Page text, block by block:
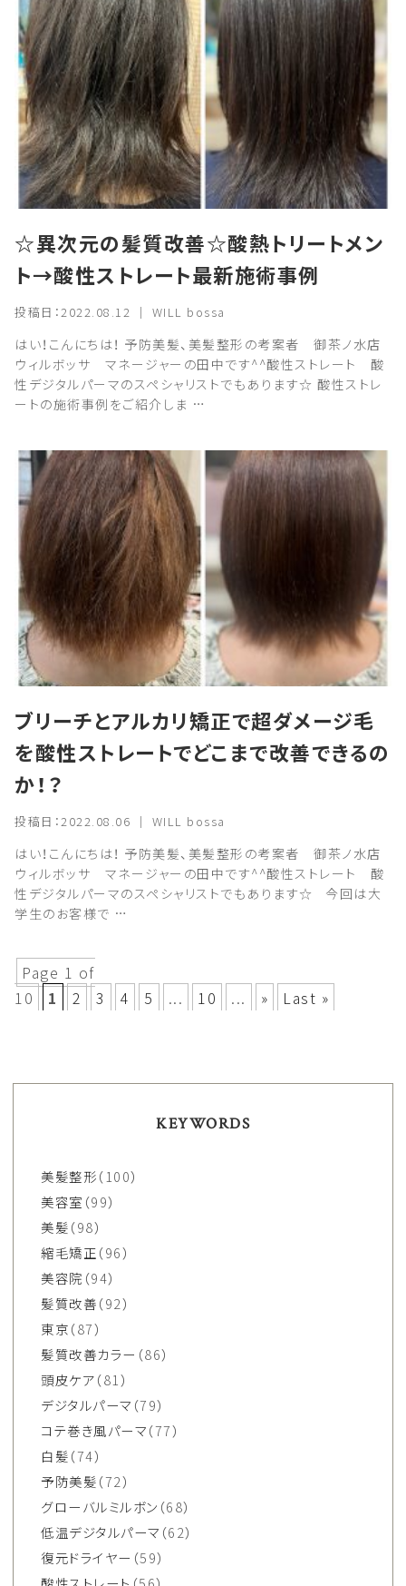
☆異次元の髪質改善☆酸熱トリートメン
ト→酸性ストレート最新施術事例
投稿日：2022.08.12 ｜ WILL bossa
はい！こんにちは！ 予防美髪、美髪整形の考案者 御茶ノ水店
ウィルボッサ マネージャーの田中です^^酸性ストレート 酸
性デジタルパーマのスペシャリストでもあります☆ 酸性ストレ
ートの施術事例をご紹介しま …
ブリーチとアルカリ矯正で超ダメージ毛
を酸性ストレートでどこまで改善できるの
か！？
投稿日：2022.08.06 ｜ WILL bossa
はい！こんにちは！ 予防美髪、美髪整形の考案者 御茶ノ水店
ウィルボッサ マネージャーの田中です^^酸性ストレート 酸
性デジタルパーマのスペシャリストでもあります☆ 今回は大
学生のお客様で …
Page 1 of
10
1 2 3 4 5 ... 10 ... » Last »
KEYWORDS
美髪整形（100）
美容室 （99）
美髪（98）
縮毛矯正（96）
美容院 （94）
髪質改善（92）
東京（87）
髪質改善カラー （86）
頭皮ケア（81）
デジタルパーマ （79）
コテ巻き風パーマ（77）
白髪（74）
予防美髪（72）
グローバルミルボン （68）
低温デジタルパーマ （62）
復元ドライヤー （59）